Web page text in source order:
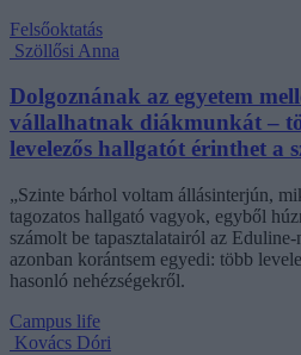
Felsőoktatás
Szöllősi Anna
Dolgoznának az egyetem
vállalhatnak diákmunkát –
levelezős hallgatót érinthet a
„Szinte bárhol voltam állásinterjún,
tagozatos hallgató vagyok, egyből
számolt be tapasztalatairól az
azonban korántsem egyedi: több
hasonló nehézségekről.
Campus life
Kovács Dóri